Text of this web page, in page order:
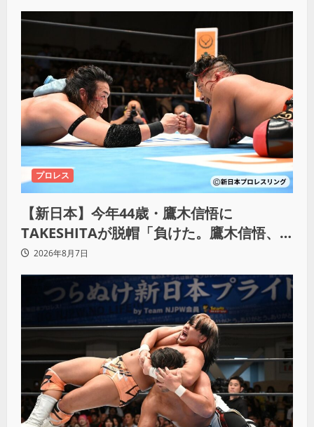
プロレス
【新日本】今年44歳・鷹木信悟に
TAKESHITAが脱帽「負けた。鷹木信悟、
強いわ！」
2026年8月7日